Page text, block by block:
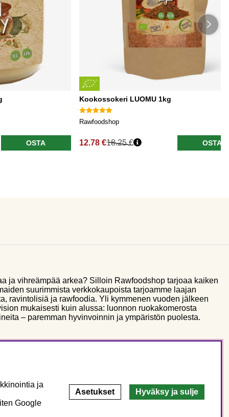
OSTA
Kookossokeri LUOMU 1kg
Rawfoodshop
12.78 €18.25 € OSTA
ja vihreämpää arkea? Silloin Rawfoodshop tarjoaa kaiken
suurimmista verkkokaupoista tarjoamme laajan
ravintolisiä ja rawfoodia. Yli kymmenen vuoden jälkeen
mukaisesti kuin alussa: luonnon ruokakomerosta
– paremman hyvinvoinnin ja ympäristön puolesta.
ja
Google
Asetukset Hyväksy ja sulje